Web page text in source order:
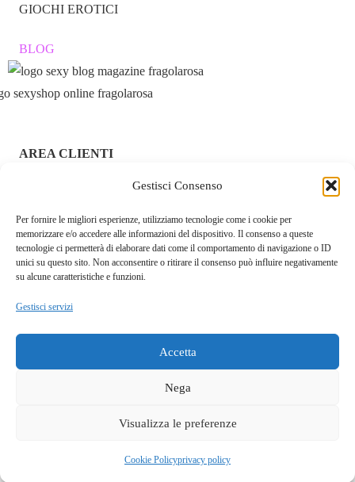
Gestisci Consenso
Per fornire le migliori esperienze, utilizziamo tecnologie come i cookie per
memorizzare e/o accedere alle informazioni del dispositivo. Il consenso a queste
tecnologie ci permetterà di elaborare dati come il comportamento di navigazione o ID
unici su questo sito. Non acconsentire o ritirare il consenso può influire negativamente
su alcune caratteristiche e funzioni.
Gestisci servizi
Accetta
Nega
Visualizza le preferenze
Cookie Policyprivacy policy
GIOCHI EROTICI
BLOG
AREA CLIENTI
ACCEDI / REGISTRATI
CHI SIAMO – FRAGOLAROSA | SEXY SHOP ONLINE
ITALIANO SICURO E DISCRETO
RESI E RIMBORSI
COOKIE POLICY
privacy policy